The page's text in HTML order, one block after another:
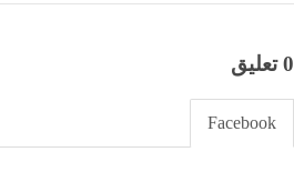
0 تعليق
Facebook